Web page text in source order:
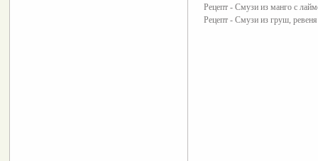
Рецепт - Смузи из манго с
Рецепт - Смузи из груш,